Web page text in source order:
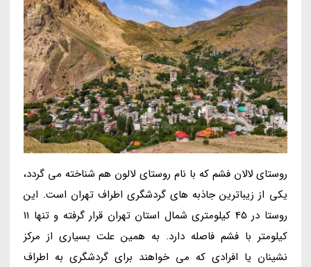
روستای لالان فشم که با نام روستای لالون هم شناخته می گردد،
یکی از زیباترین جاذبه های گردشگری اطراف تهران است. این
روستا در 45 کیلومتری شمال استان تهران قرار گرفته و تنها 11
کیلومتر با فشم فاصله دارد. به همین علت بسیاری از مرکز
نشینان یا افرادی که می خواهند برای گردشگری به اطراف